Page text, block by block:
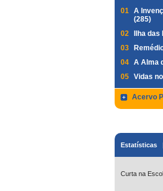
01 A
(285)
02
Ilha
03
04 A Alma
05 Vidas
Acervo
Estatísticas
Curta na